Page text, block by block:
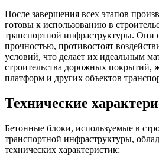
После завершения всех этапов
готовы к использованию в
транспортной инфраструктуры. Они
прочностью, противостоят
условий, что делает их идеальным
строительства дорожных покрытий,
платформ и других объектов
Технические
Бетонные блоки, используемые в
транспортной инфраструктуры,
технических характеристик: